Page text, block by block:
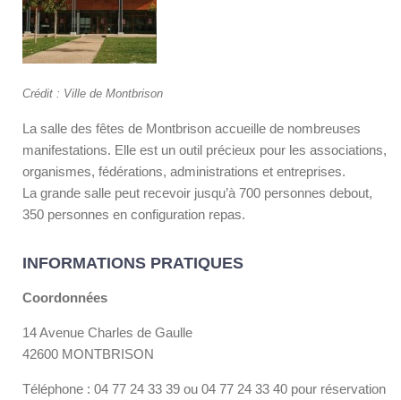
Crédit : Ville de Montbrison
La salle des fêtes de Montbrison accueille de nombreuses
manifestations. Elle est un outil précieux pour les associations,
organismes, fédérations, administrations et entreprises.
La grande salle peut recevoir jusqu’à 700 personnes debout,
350 personnes en configuration repas.
INFORMATIONS PRATIQUES
Coordonnées
14 Avenue Charles de Gaulle
42600 MONTBRISON
Téléphone : 04 77 24 33 39 ou 04 77 24 33 40 pour réservation